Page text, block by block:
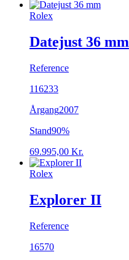
Rolex
Datejust 36 mm
Reference
116233
Årgang2007
Stand90%
69.995,00 Kr.
Rolex
Explorer II
Reference
16570